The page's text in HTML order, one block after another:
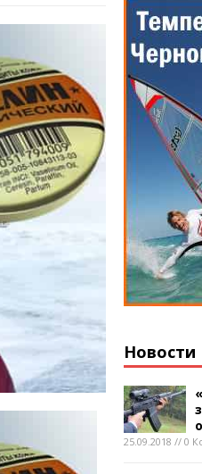
Новости
25.09.2018 // 0